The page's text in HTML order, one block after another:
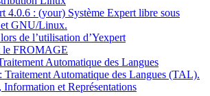
4.0.6 : (your) Système Expert libre sous
GNU/Linux.
de l’utilisation d’Yexpert
le FROMAGE
Automatique des Langues
Traitement Automatique des Langues (TAL).
et Représentations